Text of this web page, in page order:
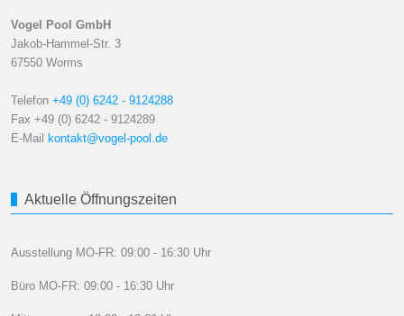
Vogel Pool GmbH
Jakob-Hammel-Str. 3
67550 Worms
Telefon +49 (0) 6242 - 9124288
Fax +49 (0) 6242 - 9124289
E-Mail
kontakt@vogel-pool.de
Aktuelle Öffnungszeiten
Ausstellung MO-FR: 09:00 - 16:30 Uhr
Büro MO-FR: 09:00 - 16:30 Uhr